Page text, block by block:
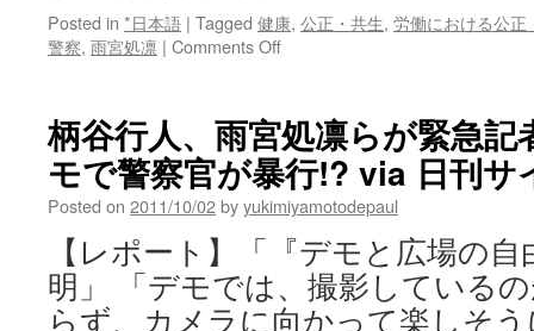
Posted in *日本語 | Tagged 健康, 公正・共生, 労働における公正
警察, 雨宮処凛 | Comments Offon
勝
俣
屋
敷】
テ
ル
ア
ブ
柄谷行人、雨宮処凛らが緊急記
モで警察官が暴行!? via 日刊サ
Posted on 2011/10/02byyukimiyamotodepaul
【レポート】「『デモと広場の
明」 「デモでは、撮影している
らず、カメラに向かって楽しそ